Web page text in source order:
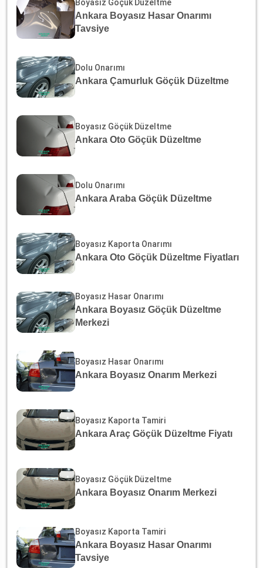
Boyasız Göçük Düzeltme
Ankara Boyasız Hasar Onarımı
Tavsiye
Dolu Onarımı
Ankara Çamurluk Göçük Düzeltme
Boyasız Göçük Düzeltme
Ankara Oto Göçük Düzeltme
Dolu Onarımı
Ankara Araba Göçük Düzeltme
Boyasız Kaporta Onarımı
Ankara Oto Göçük Düzeltme Fiyatları
Boyasız Hasar Onarımı
Ankara Boyasız Göçük Düzeltme
Merkezi
Boyasız Hasar Onarımı
Ankara Boyasız Onarım Merkezi
Boyasız Kaporta Tamiri
Ankara Araç Göçük Düzeltme Fiyatı
Boyasız Göçük Düzeltme
Ankara Boyasız Onarım Merkezi
Boyasız Kaporta Tamiri
Ankara Boyasız Hasar Onarımı
Tavsiye